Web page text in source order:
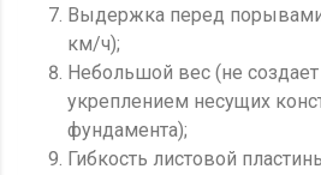
Выдержка перед
км/ч);
Небольшой вес (не
укреплением несущих
фундамента);
Гибкость листовой